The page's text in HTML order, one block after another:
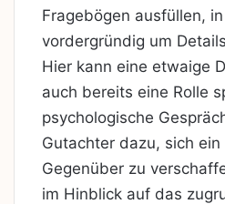
Fragebögen ausfüllen,
vordergründig um
Hier kann eine etwaige
auch bereits eine Rolle
psychologische
Gutachter dazu, sich
Gegenüber zu
im Hinblick auf das